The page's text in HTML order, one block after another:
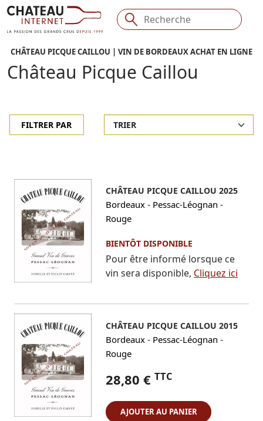
CHÂTEAU PICQUE CAILLOU | VIN DE BORDEAUX ACHAT EN LIGNE
Château Picque Caillou
FILTRER PAR
CHÂTEAU PICQUE CAILLOU 2025
Bordeaux - Pessac-Léognan -
Rouge
BIENTÔT DISPONIBLE
Pour être informé lorsque ce
vin sera disponible, Cliquez ici
CHÂTEAU PICQUE CAILLOU 2015
Bordeaux - Pessac-Léognan -
Rouge
28,80 € TTC
AJOUTER AU PANIER